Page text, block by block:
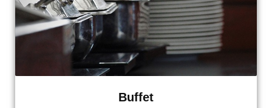
Buffet